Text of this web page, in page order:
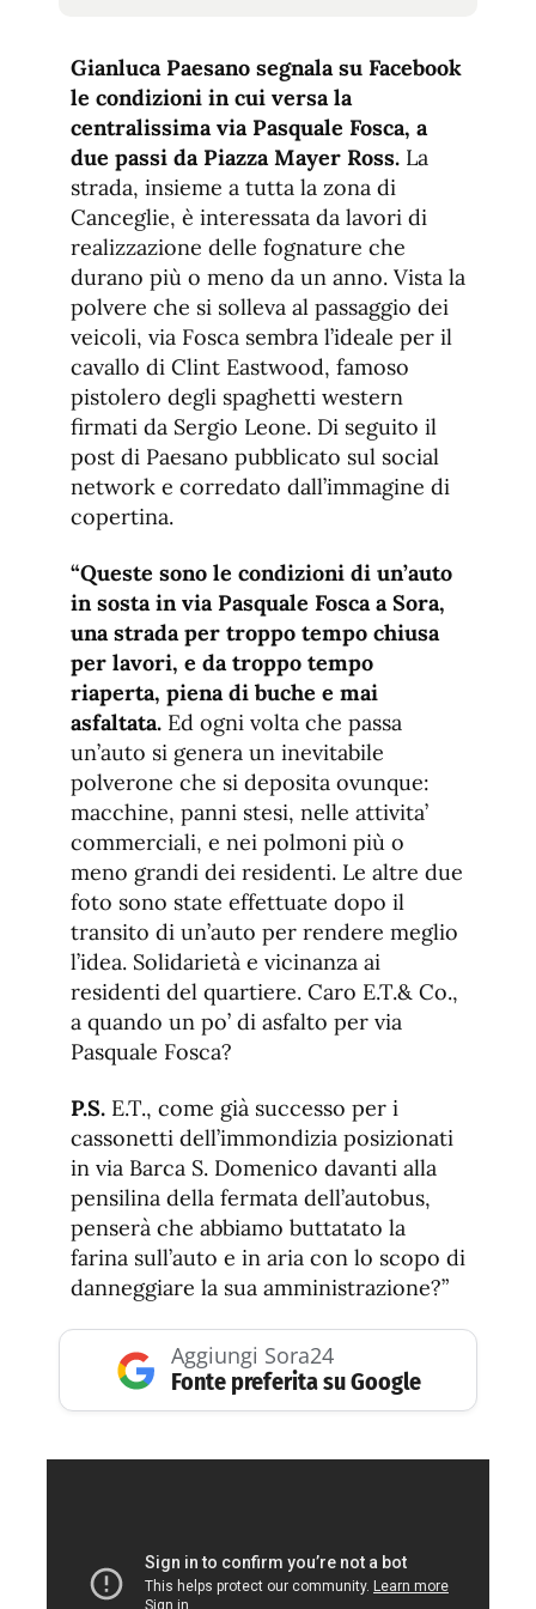
fuente
de
fuente.
Gianluca Paesano segnala su Facebook
le condizioni in cui versa la
centralissima via Pasquale Fosca, a
due passi da Piazza Mayer Ross. La
strada, insieme a tutta la zona di
Canceglie, è interessata da lavori di
realizzazione delle fognature che
durano più o meno da un anno. Vista la
polvere che si solleva al passaggio dei
veicoli, via Fosca sembra l’ideale per il
cavallo di Clint Eastwood, famoso
pistolero degli spaghetti western
firmati da Sergio Leone. Di seguito il
post di Paesano pubblicato sul social
network e corredato dall’immagine di
copertina.
“Queste sono le condizioni di un’auto
in sosta in via Pasquale Fosca a Sora,
una strada per troppo tempo chiusa
per lavori, e da troppo tempo
riaperta, piena di buche e mai
asfaltata. Ed ogni volta che passa
un’auto si genera un inevitabile
polverone che si deposita ovunque:
macchine, panni stesi, nelle attivita’
commerciali, e nei polmoni più o
meno grandi dei residenti. Le altre due
foto sono state effettuate dopo il
transito di un’auto per rendere meglio
l’idea. Solidarietà e vicinanza ai
residenti del quartiere. Caro E.T.& Co.,
a quando un po’ di asfalto per via
Pasquale Fosca?
P.S. E.T., come già successo per i
cassonetti dell’immondizia posizionati
in via Barca S. Domenico davanti alla
pensilina della fermata dell’autobus,
penserà che abbiamo buttatato la
farina sull’auto e in aria con lo scopo di
danneggiare la sua amministrazione?”
Aggiungi Sora24
Fonte preferita su Google